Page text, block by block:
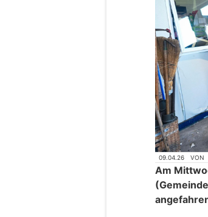
09.04.26 VON
Am